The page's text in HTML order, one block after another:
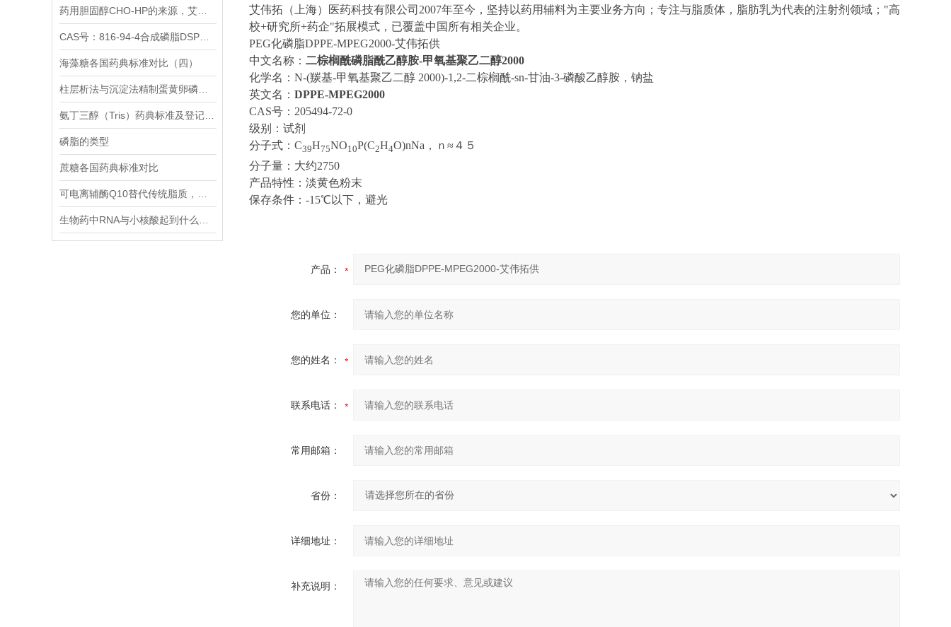
海藻糖各国药典标准对比（四）
磷脂的类型
蔗糖各国药典标准对比
艾伟拓（上海）医药科技有限公司2007年至今，坚持以药用辅料为主要业务方向；专注与脂质体，脂肪乳为代表的注射剂领域；"高
校+研究所+药企"拓展模式，已覆盖中国所有相关企业。
PEG化磷脂DPPE-MPEG2000-艾伟拓供
中文名称： 二棕榈酰磷脂酰乙醇胺-甲氧基聚乙二醇2000
化学名：N-(羰基-甲氧基聚乙二醇 2000)-1,2-二棕榈酰-sn-甘油-3-磷酸乙醇胺，钠盐
英文名： DPPE-MPEG2000
CAS号：205494-72-0
级别：试剂
分子式：C39H75NO10P(C2H4O)nNa，ｎ≈４５
分子量：大约2750
产品特性：淡黄色粉末
保存条件：-15℃以下，避光
产品：
您的单位：
您的姓名：
联系电话：
常用邮箱：
省份：
详细地址：
补充说明：